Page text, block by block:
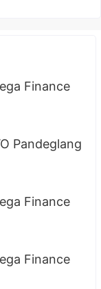
Finance
Pandeglang
Finance
Finance